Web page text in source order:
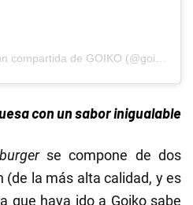
Una publicación compartida de GOIKO (@goiko)
con un sabor inigualable
se compone de dos
(de la más alta calidad, y es
que haya ido a Goiko sabe